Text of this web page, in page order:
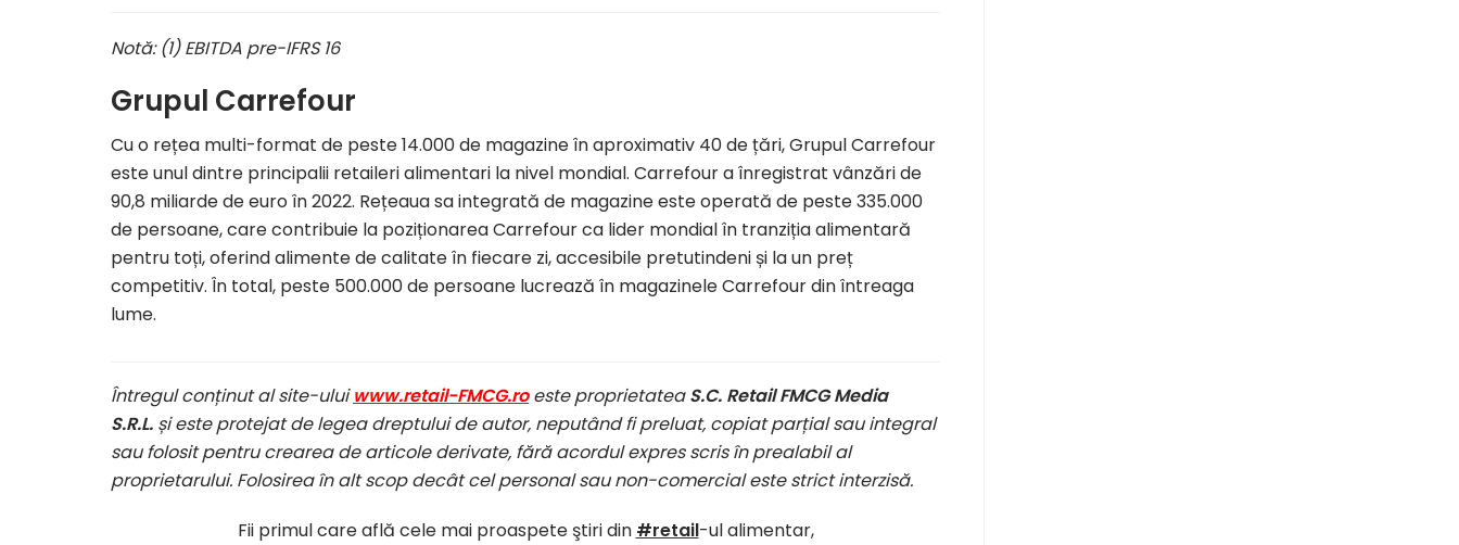
Notă: (1) EBITDA pre-IFRS 16
Grupul Carrefour
Cu o rețea multi-format de peste 14.000 de magazine în aproximativ 40 de țări, Grupul Carrefour
este unul dintre principalii retaileri alimentari la nivel mondial. Carrefour a înregistrat vânzări de
90,8 miliarde de euro în 2022. Rețeaua sa integrată de magazine este operată de peste 335.000
de persoane, care contribuie la poziționarea Carrefour ca lider mondial în tranziția alimentară
pentru toți, oferind alimente de calitate în fiecare zi, accesibile pretutindeni și la un preț
competitiv. În total, peste 500.000 de persoane lucrează în magazinele Carrefour din întreaga
lume.
Întregul conținut al site-uluiwww.retail-FMCG.roeste proprietateaS.C. Retail FMCG Media
S.R.L. și este protejat de legea dreptului de autor, neputând fi preluat, copiat parțial sau integral
sau folosit pentru crearea de articole derivate, fără acordul expres scris în prealabil al
proprietarului. Folosirea în alt scop decât cel personal sau non-comercial este strict interzisă.
Fii primul care află cele mai proaspete ştiri din #retail-ul alimentar,